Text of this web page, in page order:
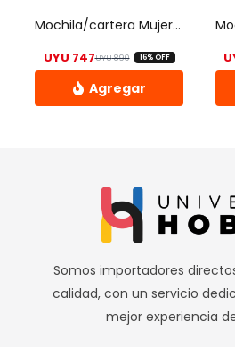
elegir
la
página
de
Mochila/cartera Mujer Casual
UYU890El precio original
UYU 747 El precio actual es:
16% OFF
Somos importadores
calidad, con un servicio
mejor experiencia